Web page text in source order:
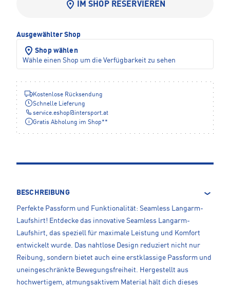
IM SHOP RESERVIEREN
Ausgewählter Shop
Shop wählen
Wähle einen Shop um die Verfügbarkeit zu sehen
Kostenlose Rücksendung
Schnelle Lieferung
service.eshop@ intersport.at
Gratis Abholung im Shop**
BESCHREIBUNG
Perfekte Passform und Funktionalität: Seamless Langarm-
Laufshirt! Entdecke das innovative Seamless Langarm-
Laufshirt, das speziell für maximale Leistung und Komfort
entwickelt wurde. Das nahtlose Design reduziert nicht nur
Reibung, sondern bietet auch eine erstklassige Passform und
uneingeschränkte Bewegungsfreiheit. Hergestellt aus
hochwertigem, atmungsaktivem Material hält dich dieses